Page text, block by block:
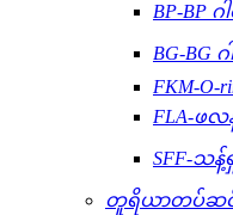
BP-BP
BG-BG
FKM-O-
FLA-ဖ
SFF-သန့်
တူရိယာတပ်ဆင်ခ